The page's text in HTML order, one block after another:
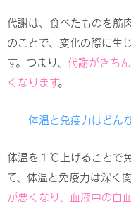
代謝は、食べたものを筋
のことで、変化の際に生
す。つまり、 代謝がきち
くなります。
――体温と免疫力はどん
体温を１℃上げることで
て、体温と免疫力は深く関
が悪くなり、血液中の白